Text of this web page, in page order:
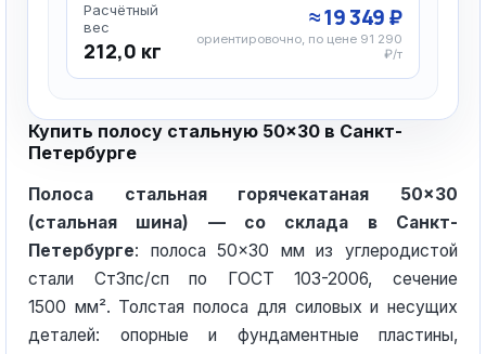
Расчётный
вес
212,0 кг
≈ 19 349 ₽
ориентировочно, по цене 91 290
₽/т
Купить полосу стальную 50×30 в Санкт-
Петербурге
Полоса стальная горячекатаная 50×30
(стальная шина) — со склада в Санкт-
Петербурге: полоса 50×30 мм из углеродистой
стали Ст3пс/сп по ГОСТ 103-2006, сечение
1500 мм². Толстая полоса для силовых и несущих
деталей: опорные и фундаментные пластины,